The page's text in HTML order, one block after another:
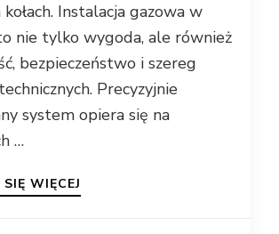
Instalacja gazowa w
nie tylko wygoda, ale również
bezpieczeństwo i szereg
Precyzyjnie
system opiera się na
…
WIĘCEJ